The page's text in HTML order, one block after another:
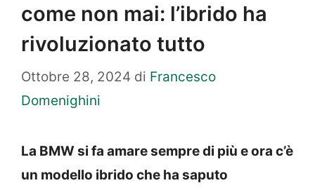
come non mai: l’ibrido ha
rivoluzionato tutto
Ottobre 28, 2024 di Francesco
Domenighini
La BMW si fa amare sempre di più e ora c’è
un modello ibrido che ha saputo